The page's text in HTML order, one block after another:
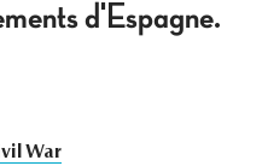
d'Espagne.
War